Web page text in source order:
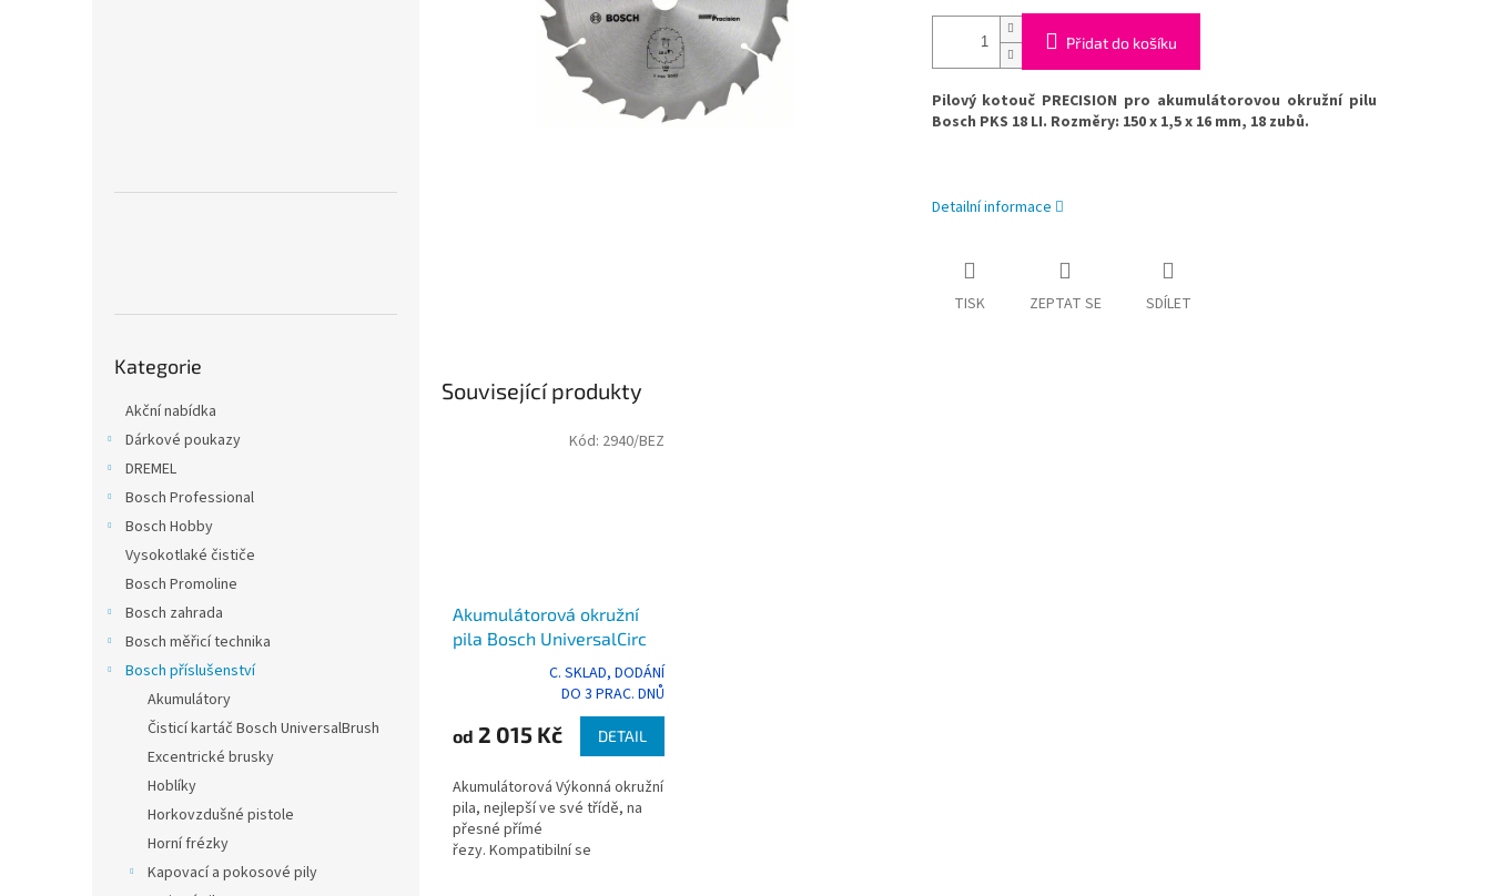
kategorie
Kategorie
Akční nabídka
Dárkové poukazy
DREMEL
Bosch Professional
Bosch Hobby
Vysokotlaké čističe
Bosch Promoline
Bosch zahrada
Bosch měřicí technika
Bosch příslušenství
Akumulátory
Čisticí kartáč Bosch UniversalBrush
Excentrické brusky
Hoblíky
Horkovzdušné pistole
Horní frézky
Kapovací a pokosové pily
Přidat do košíku
Pilový kotouč PRECISION pro akumulátorovou okružní pilu
Bosch PKS 18 LI. Rozměry: 150 x 1,5 x 16 mm, 18 zubů.
Detailní informace
TISK ZEPTAT SE SDÍLET
Související produkty
Akumulátorová okružní
pila Bosch UniversalCirc
produktu
je
z
5
hvězdiček.
C. SKLAD, DODÁNÍ
DO 3 PRAC. DNŮ
od 2 015 Kč DETAIL
Akumulátorová Výkonná okružní
pila, nejlepší ve své třídě, na
přesné přímé
řezy. Kompatibilní se
Kód: 2940/BEZ